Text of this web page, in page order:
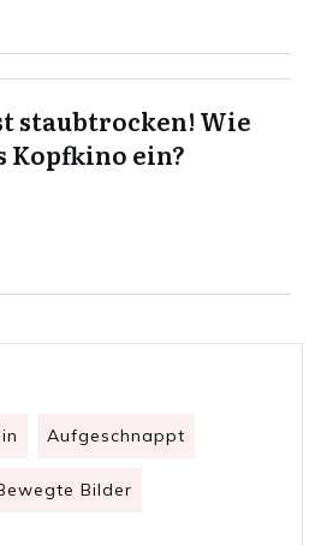
staubtrocken! Wie
Kopfkino ein?
Aufgeschnappt
Bilder